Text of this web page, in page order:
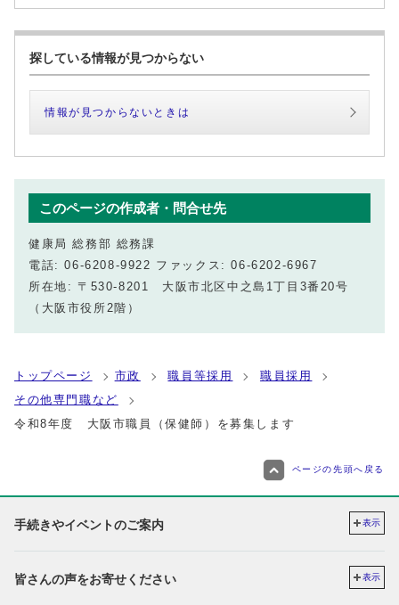
探している情報が見つからない
情報が見つからないときは
このページの作成者・問合せ先
健康局 総務部 総務課
電話: 06-6208-9922 ファックス: 06-6202-6967
所在地: 〒530-8201 大阪市北区中之島1丁目3番20号
（大阪市役所2階）
トップページ 市政 職員等採用
職員採用
その他専門職など
令和8年度 大阪市職員（保健師）を募集します
ページの先頭へ戻る
手続きやイベントのご案内 表示
皆さんの声をお寄せください 表示